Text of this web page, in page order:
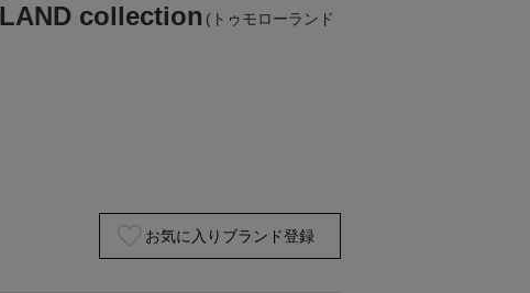
collection (トゥモローランド
お気に入りブランド登録